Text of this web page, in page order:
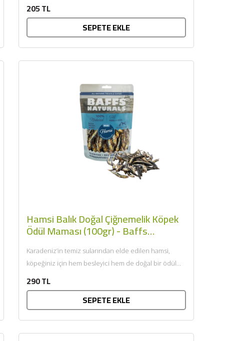
205 TL
SEPETE EKLE
Hamsi Balık Doğal Çiğnemelik Köpek
Ödül Maması (100gr) - Baffs
Karadeniz’in temiz sularından elde edilen hamsi,
köpeğiniz için hem besleyici hem de doğal bir ödül
290 TL
SEPETE EKLE
×